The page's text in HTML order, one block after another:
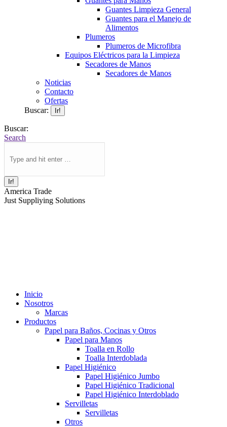
Guantes Limpieza General
Guantes para el Manejo de
Alimentos
Plumeros
Plumeros de Microfibra
Equipos Eléctricos para la Limpieza
Secadores de Manos
Secadores de Manos
Noticias
Contacto
Ofertas
Buscar:
Buscar:
Search
America Trade
Just Suppliying Solutions
Inicio
Nosotros
Marcas
Productos
Papel para Baños, Cocinas y Otros
Papel para Manos
Toalla en Rollo
Toalla Interdoblada
Papel Higiénico
Papel Higiénico Jumbo
Papel Higiénico Tradicional
Papel Higiénico Interdoblado
Servilletas
Servilletas
Otros